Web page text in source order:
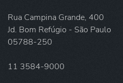
Rua Campina Grande, 400
Jd. Bom Refúgio - São Paulo
05788-250
11 3584-9000